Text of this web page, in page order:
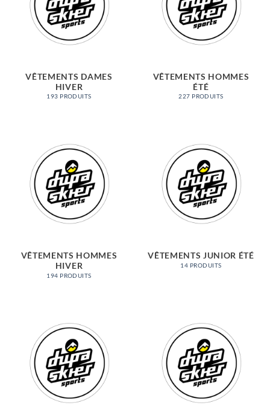
VÊTEMENTS DAMES
HIVER
193 PRODUITS
VÊTEMENTS HOMMES
ÉTÉ
227 PRODUITS
VÊTEMENTS HOMMES
HIVER
194 PRODUITS
VÊTEMENTS JUNIOR ÉTÉ
14 PRODUITS